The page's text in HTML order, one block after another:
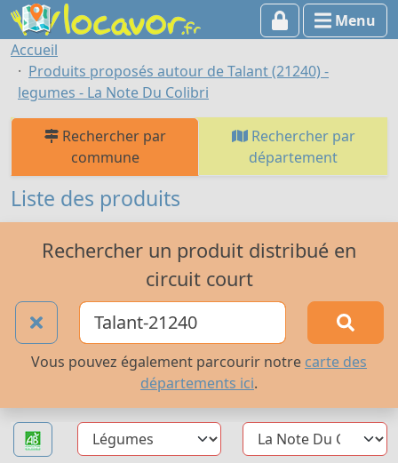
Menu
Accueil
Produits proposés autour de Talant (21240) -
legumes - La Note Du Colibri
Rechercher par
commune
Rechercher par
département
Liste des produits
Rechercher un produit distribué en
circuit court
Vous pouvez également parcourir notre carte des
départements ici.